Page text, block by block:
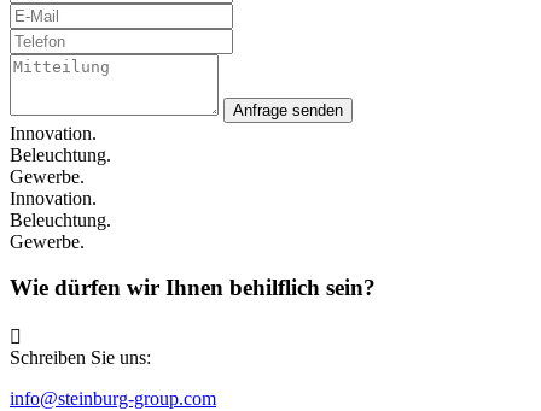
Anfrage senden
Innovation.
Beleuchtung.
Gewerbe.
Innovation.
Beleuchtung.
Gewerbe.
Wie dürfen wir Ihnen behilflich sein?
Schreiben Sie uns:
info@steinburg-group.com